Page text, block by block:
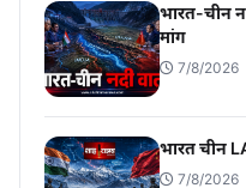
भारत-चीन
मांग
7/8/2026
भारत चीन
7/8/2026